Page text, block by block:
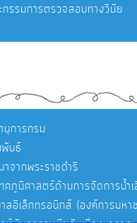
รรมการตรวจสอบทางวินัย
นุการกรม
นธ์
าจากพระราชดำริ
ศภูมิศาสตร์ด้านการจัดการน้ำ
ลอิเล็กทรอนิกส์ (องค์การมห